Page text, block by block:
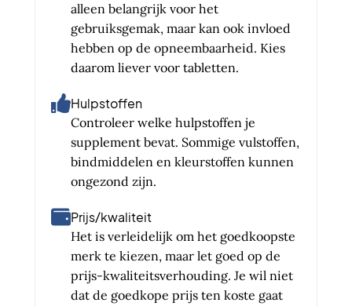
alleen belangrijk voor het
gebruiksgemak, maar kan ook invloed
hebben op de opneembaarheid. Kies
daarom liever voor tabletten.
Hulpstoffen
Controleer welke hulpstoffen je
supplement bevat. Sommige vulstoffen,
bindmiddelen en kleurstoffen kunnen
ongezond zijn.
Prijs/kwaliteit
Het is verleidelijk om het goedkoopste
merk te kiezen, maar let goed op de
prijs-kwaliteitsverhouding. Je wil niet
dat de goedkope prijs ten koste gaat